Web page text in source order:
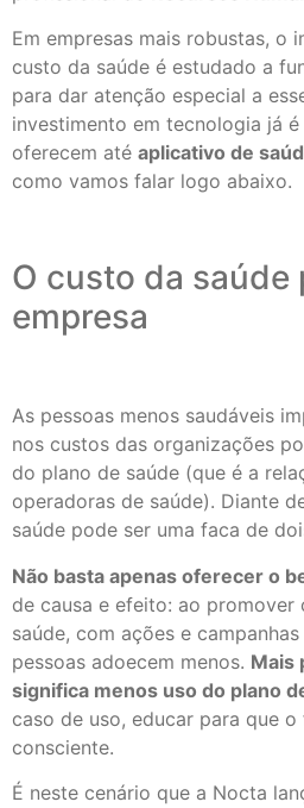
Em empresas mais robustas, o
custo da saúde é estudado a
para dar atenção especial a
investimento em tecnologia já
oferecem até aplicativo de
como vamos falar logo abaixo.
O custo da saúde
empresa
As pessoas menos saudáveis
nos custos das organizações
do plano de saúde (que é a
operadoras de saúde). Diante
saúde pode ser uma faca de
Não basta apenas oferecer o
de causa e efeito: ao promover
saúde, com ações e
pessoas adoecem menos. Mais
significa menos uso do plano
caso de uso, educar para que
consciente.
É neste cenário que a Nocta